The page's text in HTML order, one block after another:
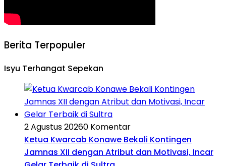
Berita Terpopuler
Isyu Terhangat Sepekan
2 Agustus 20260 Komentar
Ketua Kwarcab Konawe Bekali Kontingen
Jamnas XII dengan Atribut dan Motivasi, Incar